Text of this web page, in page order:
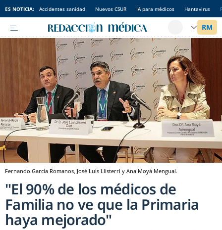
ES NOTICIA: Accidentes sanidad Nuevos CSUR IA para médicos Hantavirus
Fernando García Romanos, José Luis Llisterri y Ana Moyá Mengual.
"El 90% de los médicos de
Familia no ve que la Primaria
haya mejorado"